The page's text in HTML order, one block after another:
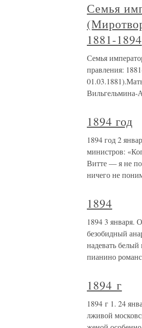
Семья
1881-1894
Семья
правления:
Вильгельмина-
1894 год
1894 год 2
министров:
Витте — я не
ничего не
1894
1894 3 января.
безобидный
надевать
пианино
1894 г
1894 г 1. 24
лживой